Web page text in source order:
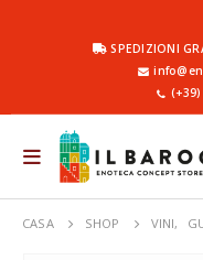
SPEDIZIONI
CASA SHOP VINI,